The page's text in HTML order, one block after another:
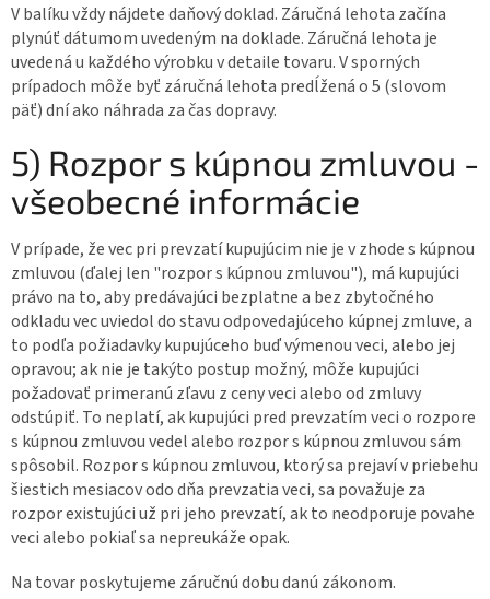
V balíku vždy nájdete daňový doklad. Záručná lehota začína
plynúť dátumom uvedeným na doklade. Záručná lehota je
uvedená u každého výrobku v detaile tovaru. V sporných
prípadoch môže byť záručná lehota predĺžená o 5 (slovom
päť) dní ako náhrada za čas dopravy.
5) Rozpor s kúpnou zmluvou -
všeobecné informácie
V prípade, že vec pri prevzatí kupujúcim nie je v zhode s kúpnou
zmluvou (ďalej len "rozpor s kúpnou zmluvou"), má kupujúci
právo na to, aby predávajúci bezplatne a bez zbytočného
odkladu vec uviedol do stavu odpovedajúceho kúpnej zmluve, a
to podľa požiadavky kupujúceho buď výmenou veci, alebo jej
opravou; ak nie je takýto postup možný, môže kupujúci
požadovať primeranú zľavu z ceny veci alebo od zmluvy
odstúpiť. To neplatí, ak kupujúci pred prevzatím veci o rozpore
s kúpnou zmluvou vedel alebo rozpor s kúpnou zmluvou sám
spôsobil. Rozpor s kúpnou zmluvou, ktorý sa prejaví v priebehu
šiestich mesiacov odo dňa prevzatia veci, sa považuje za
rozpor existujúci už pri jeho prevzatí, ak to neodporuje povahe
veci alebo pokiaľ sa nepreukáže opak.
Na tovar poskytujeme záručnú dobu danú zákonom.